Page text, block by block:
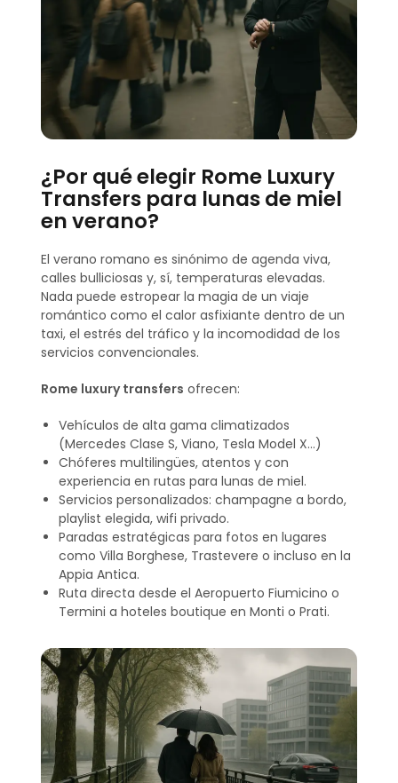
¿Por qué elegir Rome Luxury
Transfers para lunas de miel
en verano?
El verano romano es sinónimo de agenda viva,
calles bulliciosas y, sí, temperaturas elevadas.
Nada puede estropear la magia de un viaje
romántico como el calor asfixiante dentro de un
taxi, el estrés del tráfico y la incomodidad de los
servicios convencionales.
Rome luxury transfers ofrecen:
Vehículos de alta gama climatizados
(Mercedes Clase S, Viano, Tesla Model X…)
Chóferes multilingües, atentos y con
experiencia en rutas para lunas de miel.
Servicios personalizados: champagne a bordo,
playlist elegida, wifi privado.
Paradas estratégicas para fotos en lugares
como Villa Borghese, Trastevere o incluso en la
Appia Antica.
Ruta directa desde el Aeropuerto Fiumicino o
Termini a hoteles boutique en Monti o Prati.